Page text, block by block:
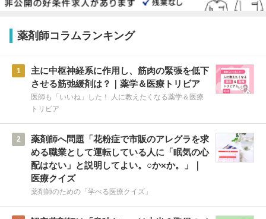
薬剤師コラムランキング
1
主に中枢神経系に作用し、筋肉の緊張を低下
させる筋弛緩剤は？｜薬学＆医療トリビア
医師も「いいね」した！ 人に教えたくなる薬学＆医療
トリビア
2
薬剤師へ問題「花粉症で市販のアレグラを求
める職業として運転している人に「眠気の心
配はない」と説明してよい。○か×か。」｜
医療クイズ
薬剤師のための「学べる医療クイズ」